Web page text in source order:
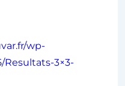
wp-
3×3-